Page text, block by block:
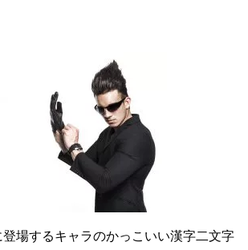
場するキャラのかっこいい漢字二文字